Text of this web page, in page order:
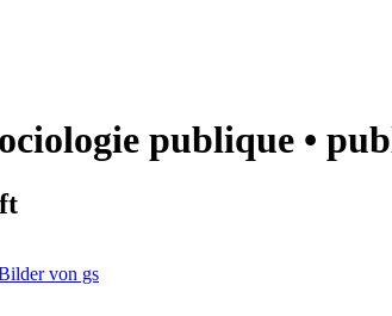
publique •
von gs